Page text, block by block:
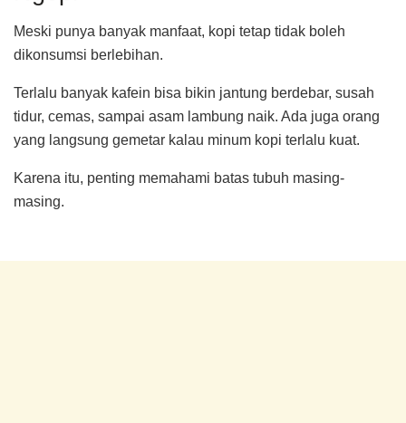
Meski punya banyak manfaat, kopi tetap tidak boleh
dikonsumsi berlebihan.
Terlalu banyak kafein bisa bikin jantung berdebar, susah
tidur, cemas, sampai asam lambung naik. Ada juga orang
yang langsung gemetar kalau minum kopi terlalu kuat.
Karena itu, penting memahami batas tubuh masing-
masing.